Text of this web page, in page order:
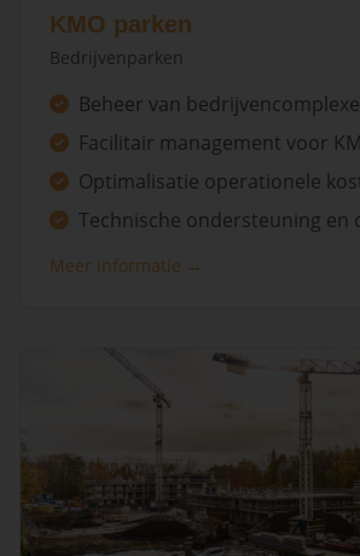
KMO parken
Bedrijvenparken
Beheer van
Facilitair management voor
Optimalisatie operationele
Technische ondersteuning en
Meer informatie →